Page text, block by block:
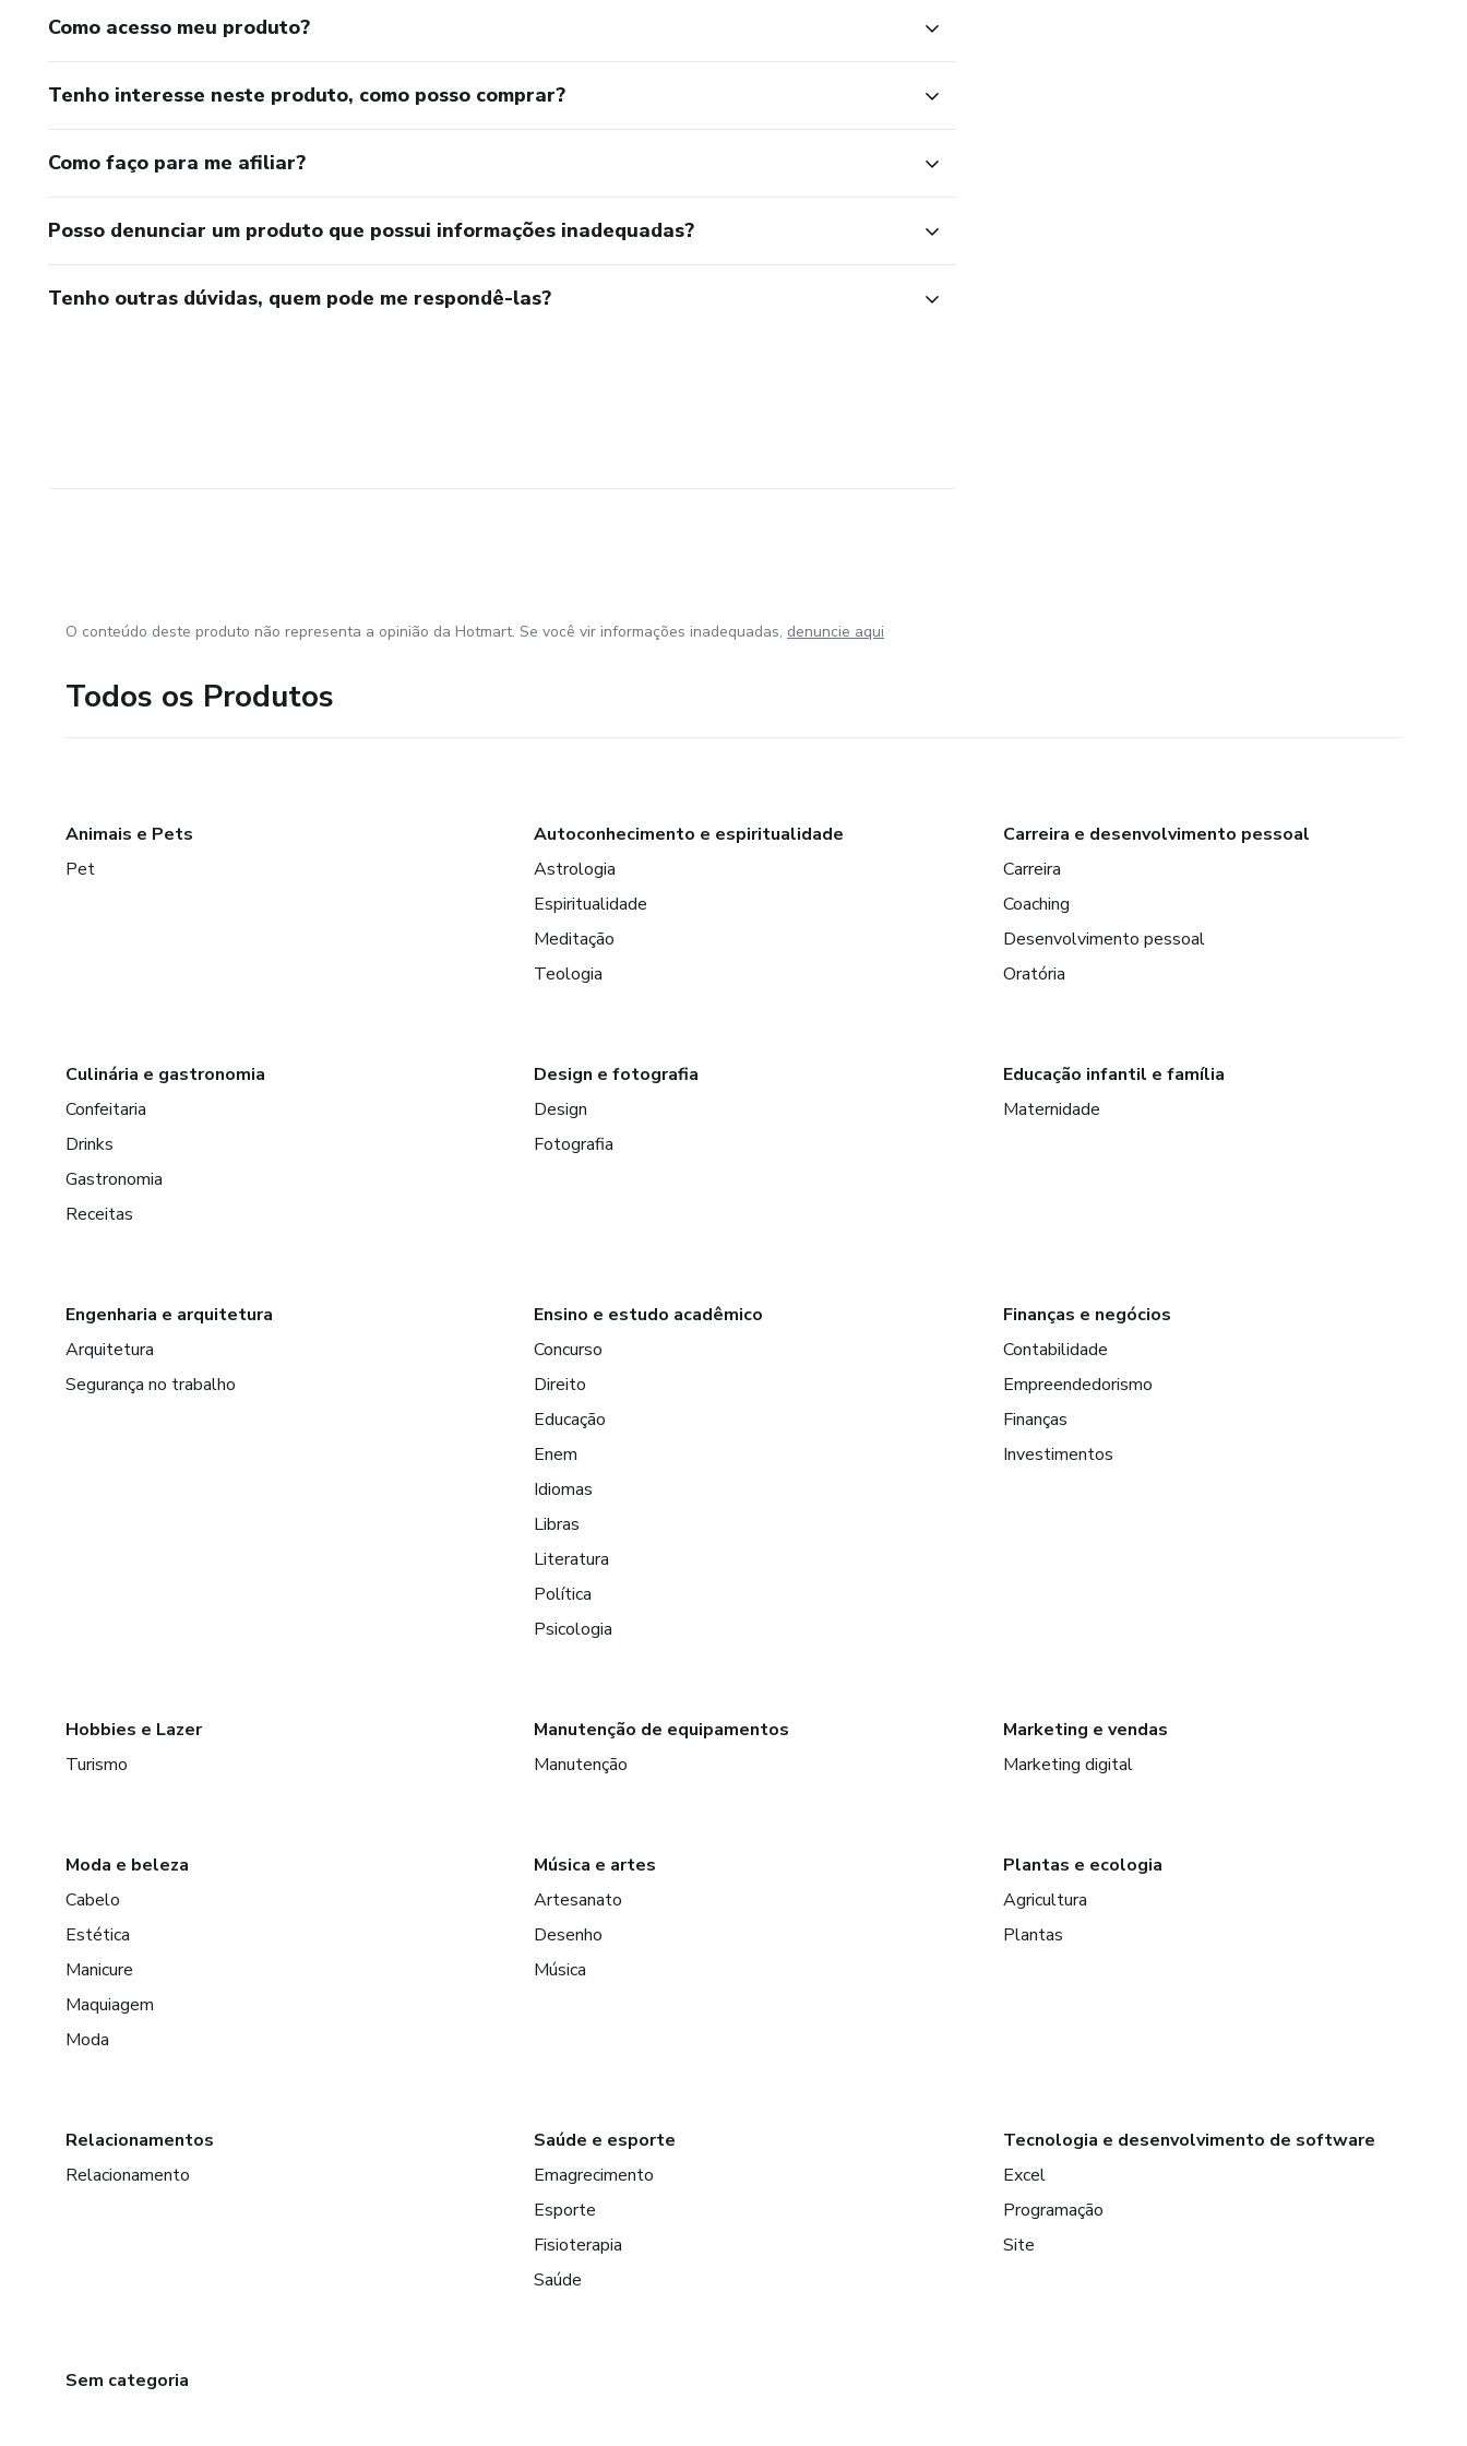
Como acesso meu produto?
Tenho interesse neste produto, como posso comprar?
Como faço para me afiliar?
Posso denunciar um produto que possui informações inadequadas?
Tenho outras dúvidas, quem pode me respondê-las?
O conteúdo deste produto não representa a opinião da Hotmart. Se você vir informações inadequadas, denuncie aqui
Todos os Produtos
Animais e Pets
Pet
Autoconhecimento e espiritualidade
Astrologia
Espiritualidade
Meditação
Teologia
Carreira e desenvolvimento pessoal
Carreira
Coaching
Desenvolvimento pessoal
Oratória
Culinária e gastronomia
Confeitaria
Drinks
Gastronomia
Receitas
Design e fotografia
Design
Fotografia
Educação infantil e família
Maternidade
Engenharia e arquitetura
Arquitetura
Segurança no trabalho
Ensino e estudo acadêmico
Concurso
Direito
Educação
Enem
Idiomas
Libras
Literatura
Política
Psicologia
Finanças e negócios
Contabilidade
Empreendedorismo
Finanças
Investimentos
Hobbies e Lazer
Turismo
Manutenção de equipamentos
Manutenção
Marketing e vendas
Marketing digital
Moda e beleza
Cabelo
Estética
Manicure
Maquiagem
Moda
Música e artes
Artesanato
Desenho
Música
Plantas e ecologia
Agricultura
Plantas
Relacionamentos
Relacionamento
Saúde e esporte
Emagrecimento
Esporte
Fisioterapia
Saúde
Tecnologia e desenvolvimento de software
Excel
Programação
Site
Sem categoria